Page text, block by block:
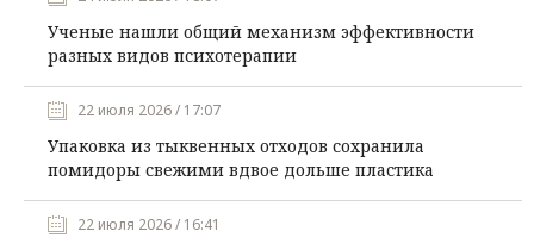
Ученые нашли общий механизм эффективности
разных видов психотерапии
22 июля 2026 / 17:07
Упаковка из тыквенных отходов сохранила
помидоры свежими вдвое дольше пластика
22 июля 2026 / 16:41